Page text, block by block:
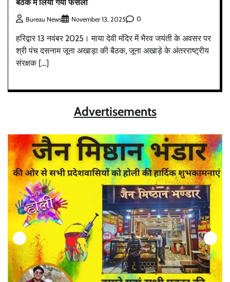
Bureau News November 13, 2025 0
हरिद्वार 13 नवंबर 2025। माया देवी मंदिर में भैरव जयंती के अवसर पर
श्री पंच दसनाम जूना अखाड़ा की बैठक, जूना अखाड़े के अंतरराष्ट्रीय
संरक्षक […]
Advertisements